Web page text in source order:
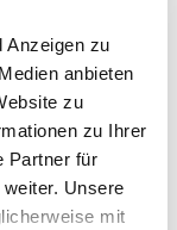
Anzeigen zu
anbieten
zu
zu Ihrer
Partner für
Unsere
mit
Infras­
Industries